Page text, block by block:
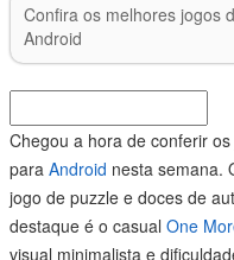
Confira os melhores jogos
Android
Chegou a hora de conferir
para Android nesta semana.
jogo de puzzle e doces de
destaque é o casual One
visual minimalista e